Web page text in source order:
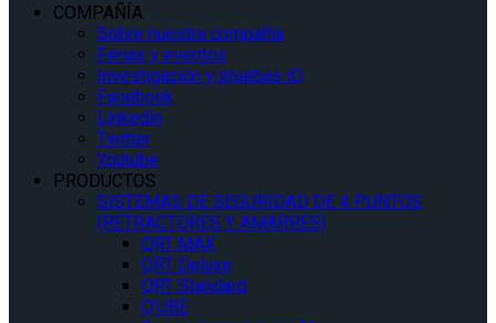
COMPAÑÍA
Sobre nuestra compañía
Ferias y eventos
Investigación y pruebas iQ
Facebook
Linkedin
Twitter
Youtube
PRODUCTOS
SISTEMAS DE SEGURIDAD DE 4 PUNTOS
(RETRACTORES Y AMARRES)
QRT MAX
QRT Deluxe
QRT Standard
Q’UBE